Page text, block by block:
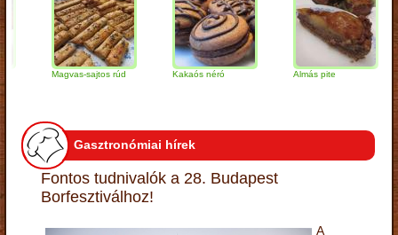
Magvas-sajtos rúd Kakaós néró Almás pite
Gasztronómiai hírek
Fontos tudnivalók a 28. Budapest
Borfesztiválhoz!
A